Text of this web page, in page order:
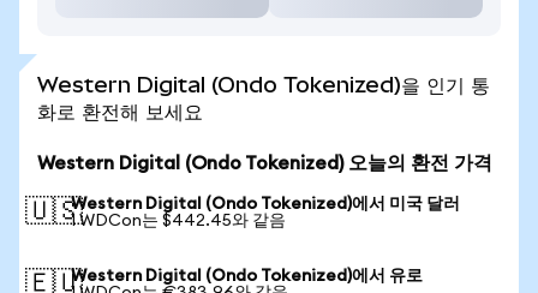
Western Digital (Ondo Tokenized)을 인기 통
화로 환전해 보세요
Western Digital (Ondo Tokenized) 오늘의 환전 가격
🇺🇸Western Digital (Ondo Tokenized)에서 미국 달러
1 WDCon는 $442.45와 같음
🇪🇺Western Digital (Ondo Tokenized)에서 유로